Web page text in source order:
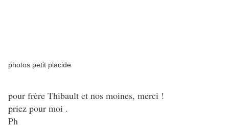
photos petit placide
pour frère Thibault et nos moines, merci !
priez pour moi .
Ph